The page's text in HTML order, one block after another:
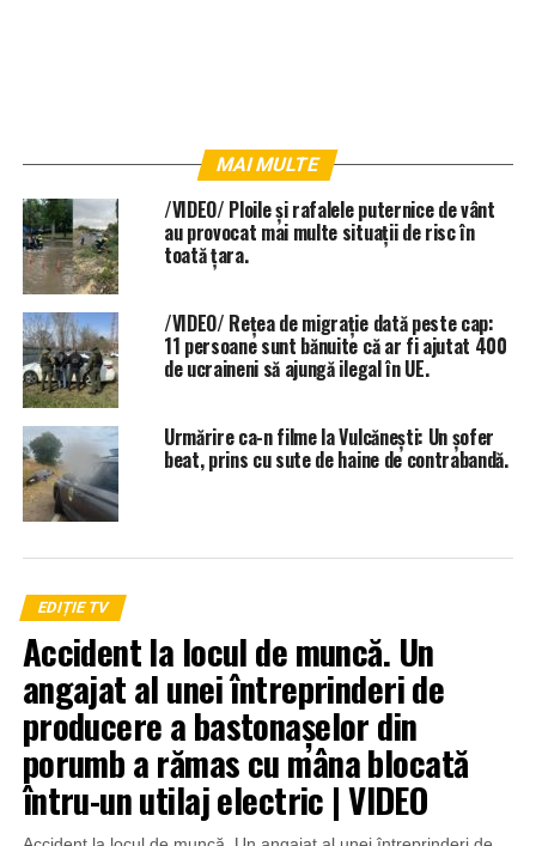
MAI MULTE
/VIDEO/ Ploile și rafalele puternice de vânt
au provocat mai multe situații de risc în
toată țara.
/VIDEO/ Rețea de migrație dată peste cap:
11 persoane sunt bănuite că ar fi ajutat 400
de ucraineni să ajungă ilegal în UE.
Urmărire ca-n filme la Vulcănești: Un șofer
beat, prins cu sute de haine de contrabandă.
EDIȚIE TV
Accident la locul de muncă. Un
angajat al unei întreprinderi de
producere a bastonașelor din
porumb a rămas cu mâna blocată
întru-un utilaj electric | VIDEO